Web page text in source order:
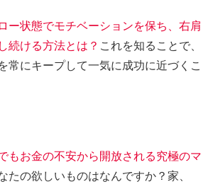
ー状態でモチベーションを保ち、右肩
続ける方法とは？ これを知ることで、
常にキープして一気に成功に近づくこ
もお金の不安から開放される究極のマ
たの欲しいものはなんですか？家、